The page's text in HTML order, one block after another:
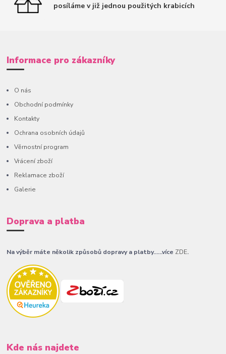
posíláme v již jednou použitých krabicích
Informace pro zákazníky
O nás
Obchodní podmínky
Kontakty
Ochrana osobních údajů
Věrnostní program
Vrácení zboží
Reklamace zboží
Galerie
Doprava a platba
Na výběr máte několik způsobů dopravy a platby......více ZDE.
Kde nás najdete